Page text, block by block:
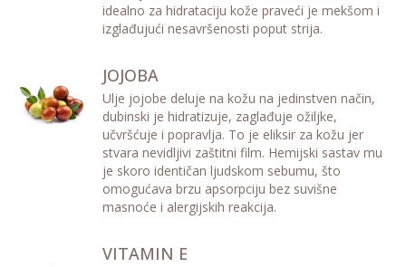
idealno za hidrataciju kože praveći je mekšom i
izglađujući nesavršenosti poput strija.
JOJOBA
Ulje jojobe deluje na kožu na jedinstven način,
dubinski je hidratizuje, zaglađuje ožiljke,
učvršćuje i popravlja. To je eliksir za kožu jer
stvara nevidljivi zaštitni film. Hemijski sastav mu
je skoro identičan ljudskom sebumu, što
omogućava brzu apsorpciju bez suvišne
masnoće i alergijskih reakcija.
VITAMIN E